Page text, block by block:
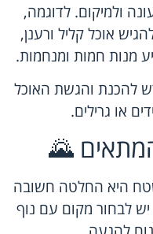
ולמיקום. לדוגמה,
אוכל קליל ורענן,
מנות חמות ומנחמות.
להכנת והגשת האוכל
או גרילים.
🌄
היא החלטה חשובה
לבחור מקום עם נוף